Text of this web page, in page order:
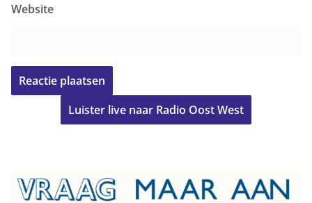
Website
Luister live naar Radio Oost West